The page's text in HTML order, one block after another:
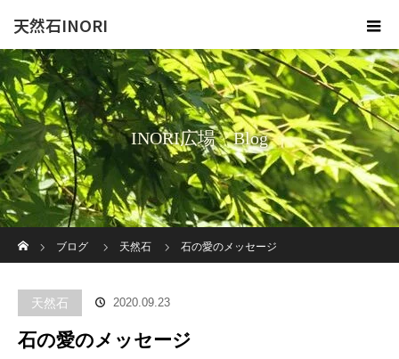
天然石INORI
INORI広場 Blog
ブログ
天然石 石の愛のメッセージ
天然石 2020.09.23
石の愛のメッセージ